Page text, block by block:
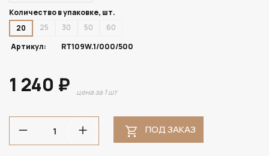
Количество в упаковке, шт.
20
25 30 50
60
Артикул:
RT109W.1/000/500
1 240 ₽ цена за 1 шт
ПОД ЗАКАЗ